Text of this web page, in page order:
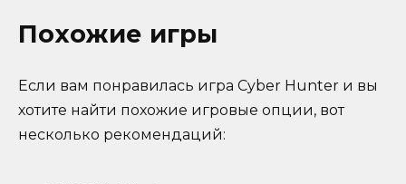
Похожие игры
Если вам понравилась игра Cyber Hunter и вы
хотите найти похожие игровые опции, вот
несколько рекомендаций: